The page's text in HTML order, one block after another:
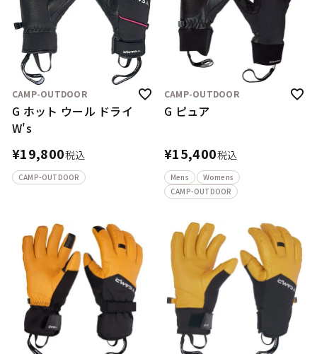
CAMP-OUTDOOR
G ホット ウール ドライ
W's
¥19,800税込
CAMP-OUTDOOR
CAMP-OUTDOOR
G ピュア
¥15,400税込
Mens
Womens
CAMP-OUTDOOR